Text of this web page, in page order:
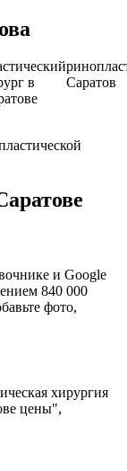
в
Саратов
и Google
840 000
фото,
хирургия
цены",